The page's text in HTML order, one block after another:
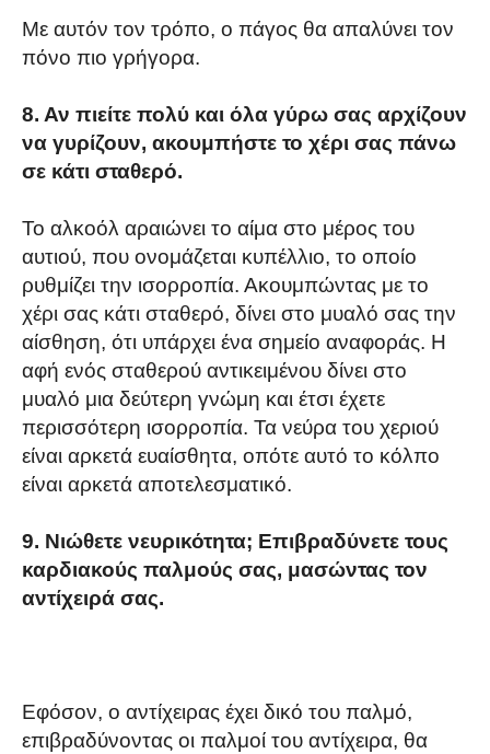
Με αυτόν τον τρόπο, ο πάγος θα απαλύνει τον
πόνο πιο γρήγορα.
8. Αν πιείτε πολύ και όλα γύρω σας αρχίζουν
να γυρίζουν, ακουμπήστε το χέρι σας πάνω
σε κάτι σταθερό.
Το αλκοόλ αραιώνει το αίμα στο μέρος του
αυτιού, που ονομάζεται κυπέλλιο, το οποίο
ρυθμίζει την ισορροπία. Ακουμπώντας με το
χέρι σας κάτι σταθερό, δίνει στο μυαλό σας την
αίσθηση, ότι υπάρχει ένα σημείο αναφοράς. Η
αφή ενός σταθερού αντικειμένου δίνει στο
μυαλό μια δεύτερη γνώμη και έτσι έχετε
περισσότερη ισορροπία. Τα νεύρα του χεριού
είναι αρκετά ευαίσθητα, οπότε αυτό το κόλπο
είναι αρκετά αποτελεσματικό.
9. Νιώθετε νευρικότητα; Επιβραδύνετε τους
καρδιακούς παλμούς σας, μασώντας τον
αντίχειρά σας.
Εφόσον, ο αντίχειρας έχει δικό του παλμό,
επιβραδύνοντας οι παλμοί του αντίχειρα, θα